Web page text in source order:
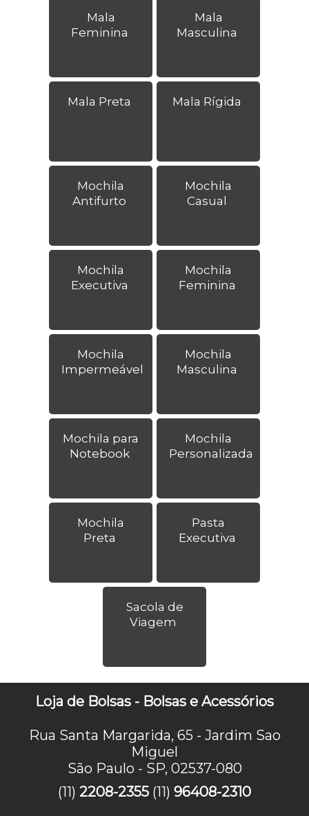
Mala
Feminina
Mala
Masculina
Mala Preta Mala Rígida
Mochila
Antifurto
Mochila
Casual
Mochila
Executiva
Mochila
Feminina
Mochila
Impermeável
Mochila
Masculina
Mochila para
Notebook
Mochila
Personalizada
Mochila
Preta
Pasta
Executiva
Sacola de
Viagem
Loja de Bolsas - Bolsas e Acessórios
Rua Santa Margarida, 65 - Jardim Sao
Miguel
São Paulo - SP, 02537-080
(11) 2208-2355 (11) 96408-2310